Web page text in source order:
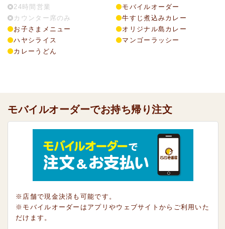
24時間営業
カウンター席のみ
お子さまメニュー
ハヤシライス
カレーうどん
モバイルオーダー
牛すじ煮込みカレー
オリジナル島カレー
マンゴーラッシー
モバイルオーダーでお持ち帰り注文
※店舗で現金決済も可能です。
※モバイルオーダーはアプリやウェブサイトからご利用いた
だけます。